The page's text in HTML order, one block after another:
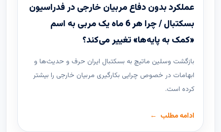
عملکرد بدون دفاع مربیان خارجی در فدراسیون
بسکتبال / چرا هر 6 ماه یک مربی به اسم
«کمک به پایه‌ها» تغییر می‌کند؟
بازگشت وسلین ماتیچ به بسکتبال ایران حرف و حدیث‌ها و
ابهامات در خصوص چرایی بکارگیری مربیان خارجی را بیشتر
کرده است.
ادامه مطلب